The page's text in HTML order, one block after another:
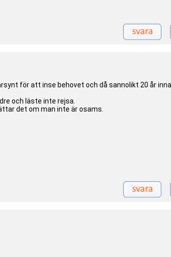
för att inse behovet och då sannolikt 20 år
och läste inte rejsa.
det om man inte är osams.